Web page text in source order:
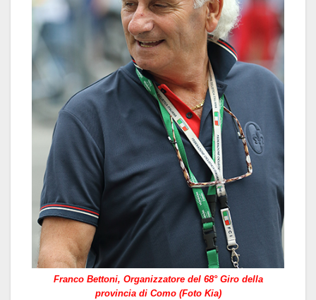
Franco Bettoni, Organizzatore del 68° Giro della
provincia di Como (Foto Kia)